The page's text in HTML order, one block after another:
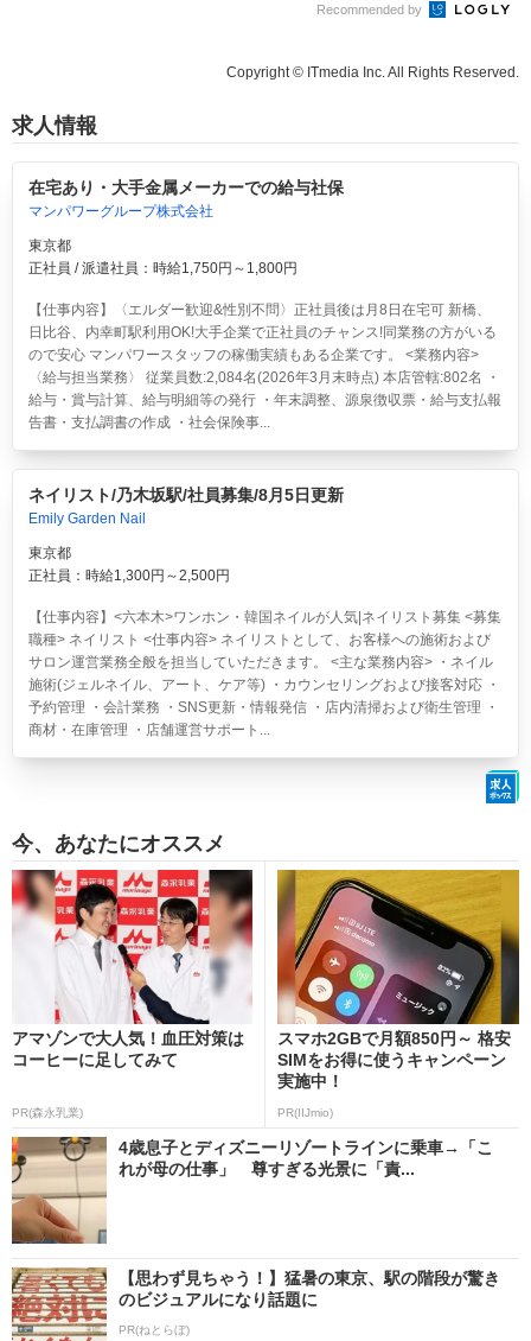
Recommended by
Copyright © ITmedia Inc. All Rights Reserved.
求人情報
在宅あり・大手金属メーカーでの給与社保
マンパワーグループ株式会社
東京都
正社員 / 派遣社員：時給1,750円～1,800円
【仕事内容】〈エルダー歓迎&性別不問〉正社員後は月8日在宅可 新橋、
日比谷、内幸町駅利用OK!大手企業で正社員のチャンス!同業務の方がいる
ので安心 マンパワースタッフの稼働実績もある企業です。 <業務内容>
〈給与担当業務〉 従業員数:2,084名(2026年3月末時点) 本店管轄:802名 ・
給与・賞与計算、給与明細等の発行 ・年末調整、源泉徴収票・給与支払報
告書・支払調書の作成 ・社会保険事...
ネイリスト/乃木坂駅/社員募集/8月5日更新
Emily Garden Nail
東京都
正社員：時給1,300円～2,500円
【仕事内容】<六本木>ワンホン・韓国ネイルが人気|ネイリスト募集 <募集
職種> ネイリスト <仕事内容> ネイリストとして、お客様への施術および
サロン運営業務全般を担当していただきます。 <主な業務内容> ・ネイル
施術(ジェルネイル、アート、ケア等) ・カウンセリングおよび接客対応 ・
予約管理 ・会計業務 ・SNS更新・情報発信 ・店内清掃および衛生管理 ・
商材・在庫管理 ・店舗運営サポート...
今、あなたにオススメ
アマゾンで大人気！血圧対策は
コーヒーに足してみて
PR(森永乳業)
スマホ2GBで月額850円～ 格安
SIMをお得に使うキャンペーン
実施中！
PR(IIJmio)
4歳息子とディズニーリゾートラインに乗車→「こ
れが母の仕事」 尊すぎる光景に「責...
【思わず見ちゃう！】猛暑の東京、駅の階段が驚き
のビジュアルになり話題に
PR(ねとらぼ)